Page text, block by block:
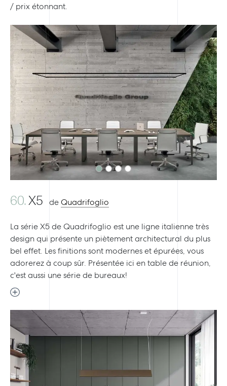
/ prix étonnant.
Previous Next
60.X5 deQuadrifoglio
La série X5 de Quadrifoglio est une ligne italienne très
design qui présente un piètement architectural du plus
bel effet. Les finitions sont modernes et épurées, vous
adorerez à coup sûr. Présentée ici en table de réunion,
c'est aussi une série de bureaux!